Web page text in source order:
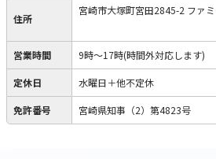
住所
宮崎市大塚町宮田2845-2 ファ
営業時間 9時～17時(時間外対応します)
定休日 水曜日＋他不定休
免許番号 宮崎県知事（2）第4823号